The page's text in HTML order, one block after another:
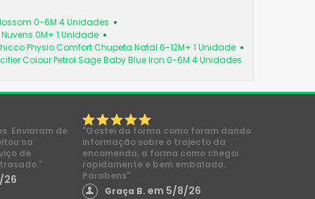
0-6M 4 Unidades
0M+ 1 Unidade
Physio Comfort Chupeta Natal 6-12M+ 1 Unidade
Colour Petrol Sage Baby Blue Iron 0-6M 4 Unidades
Enviaram de
na
de
26
"Gostei da forma como foram dando
informação sobre o trajecto da
encomenda, a forma como chegoi
rapidamente e bem embalada.
Parabens"
Graça B. em 5/8/26